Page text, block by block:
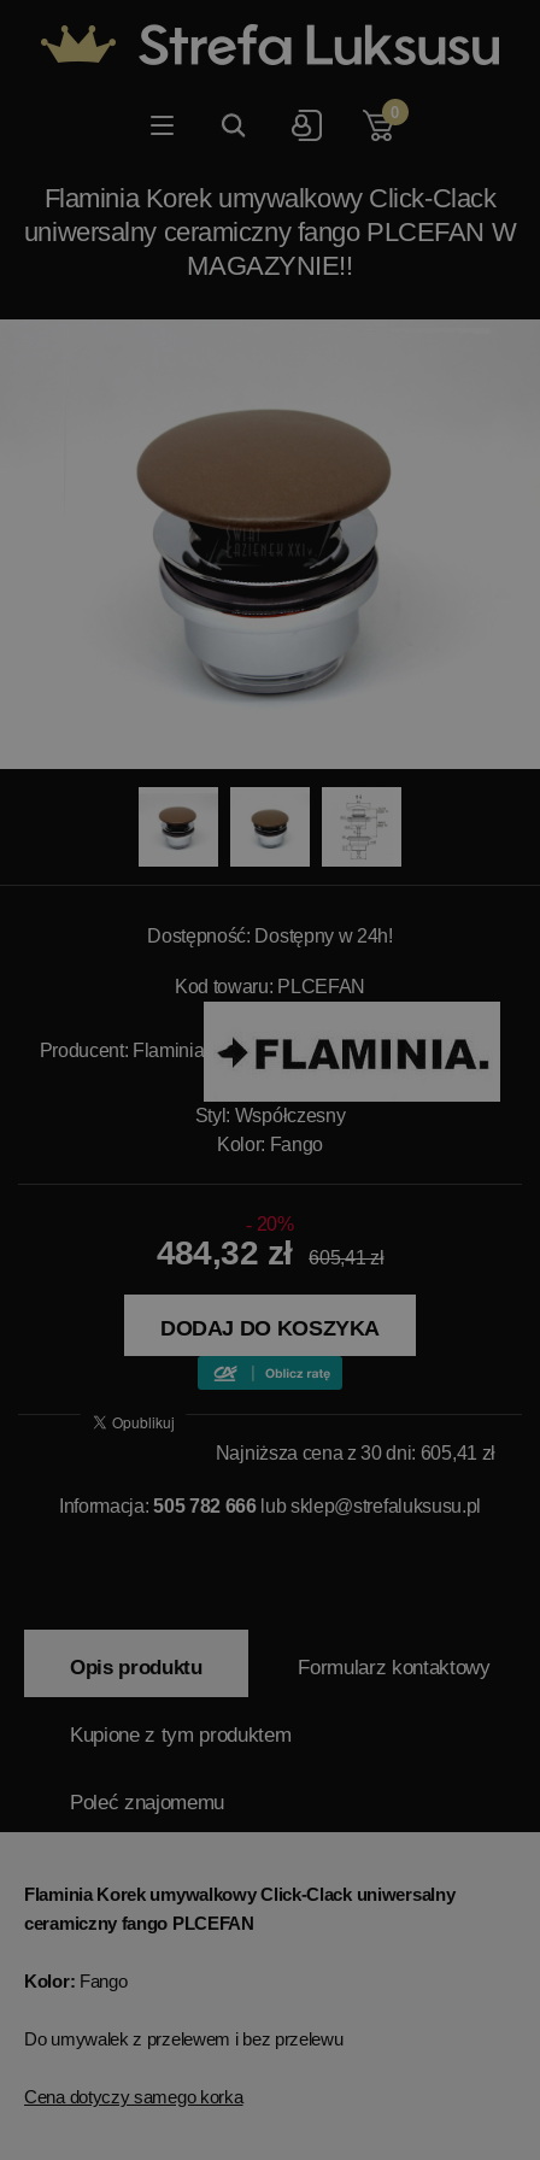
0
Flaminia Korek umywalkowy Click-Clack
uniwersalny ceramiczny fango PLCEFAN W
MAGAZYNIE!!
Dostępność: Dostępny w 24h!
Kod towaru: PLCEFAN
Producent: Flaminia
Styl: Współczesny
Kolor: Fango
20%
484,32 zł 605,41 zł
DODAJ DO KOSZYKA
Najniższa cena z 30 dni: 605,41 zł
Informacja:505 782 666lubsklep@strefaluksusu.pl
Opis produktu Formularz kontaktowy
Kupione z tym produktem
Poleć znajomemu
Flaminia Korek umywalkowy Click-Clack uniwersalny
ceramiczny fango PLCEFAN
Kolor: Fango
Do umywalek z przelewem i bez przelewu
Cena dotyczy samego korka